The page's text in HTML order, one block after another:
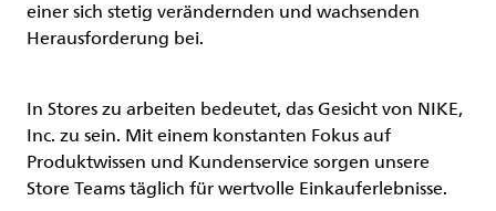
einer sich stetig verändernden und wachsenden
Herausforderung bei.
In Stores zu arbeiten bedeutet, das Gesicht von NIKE,
Inc. zu sein. Mit einem konstanten Fokus auf
Produktwissen und Kundenservice sorgen unsere
Store Teams täglich für wertvolle Einkauferlebnisse.